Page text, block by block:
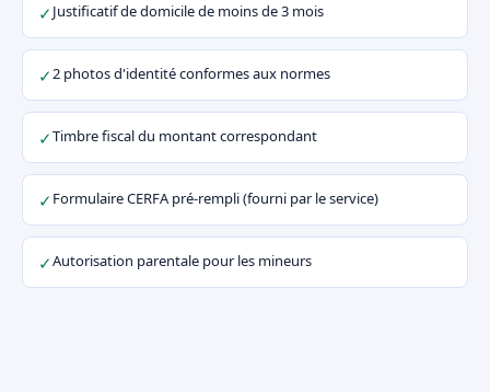
✓Justificatif de domicile de moins de 3 mois
✓2 photos d'identité conformes aux normes
✓Timbre fiscal du montant correspondant
✓ Formulaire CERFA pré-rempli (fourni par le service)
✓Autorisation parentale pour les mineurs